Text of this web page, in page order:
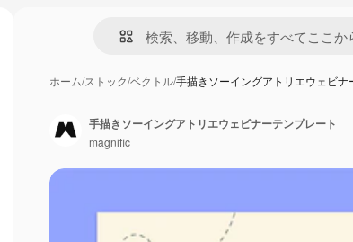
ホーム/ストック/ベクトル/手描きソーイングアトリエウェビ
手描きソーイングアトリエウェビナーテンプレート
magnific